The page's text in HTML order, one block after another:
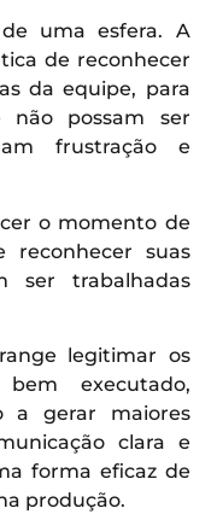
uma esfera. A
de reconhecer
da equipe, para
não possam ser
frustração e
o momento de
suas
ser trabalhadas
legitimar os
executado,
a gerar maiores
clara e
forma eficaz de
produção.